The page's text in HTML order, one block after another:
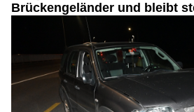
Brückengeländer und bleibt